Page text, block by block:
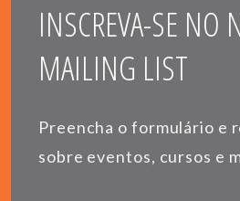
INSCREVA-SE NO
MAILING LIST
Preencha o formulário e
sobre eventos, cursos e